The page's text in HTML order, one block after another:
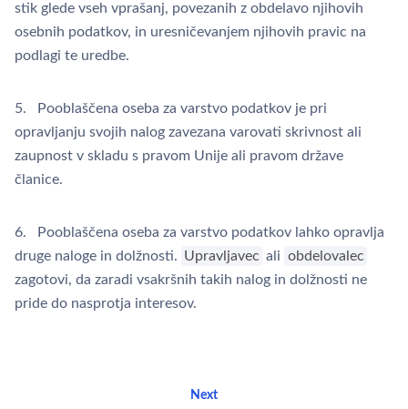
stik glede vseh vprašanj, povezanih z obdelavo njihovih
osebnih podatkov, in uresničevanjem njihovih pravic na
podlagi te uredbe.
5. Pooblaščena oseba za varstvo podatkov je pri
opravljanju svojih nalog zavezana varovati skrivnost ali
zaupnost v skladu s pravom Unije ali pravom države
članice.
6. Pooblaščena oseba za varstvo podatkov lahko opravlja
druge naloge in dolžnosti. Upravljavec ali obdelovalec
zagotovi, da zaradi vsakršnih takih nalog in dolžnosti ne
pride do nasprotja interesov.
Next